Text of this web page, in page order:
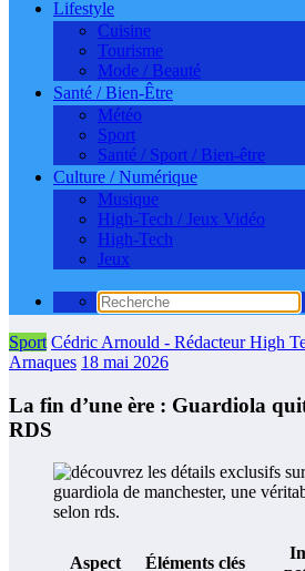
Lifestyle
Cuisine
Tourisme
Mode / Beauté
Santé / Bien-Être
Météo
Sport
Santé / Sport / Bien-être
Culture / Numérique
Musique
High-Tech / Jeux Vidéo
High-Tech
Jeux
Sport Cédric Arnould - Rédacteur High
Arnaques 18 mai 2026
La fin d’une ère : Guardiola
RDS
Aspect Éléments clés